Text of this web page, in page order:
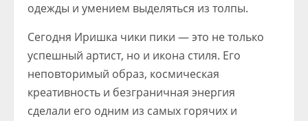
одежды и умением выделяться из толпы.
Сегодня Иришка чики пики — это не только
успешный артист, но и икона стиля. Его
неповторимый образ, космическая
креативность и безграничная энергия
сделали его одним из самых горячих и